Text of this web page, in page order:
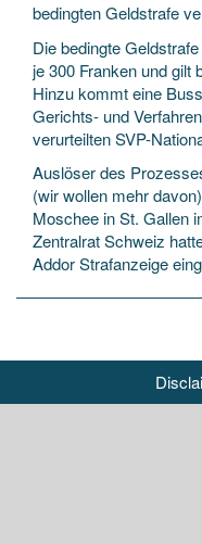
bedingten Geldstrafe
Die bedingte
je 300 Franken und gilt
Hinzu kommt eine
Gerichts- und
verurteilten SVP-
Auslöser des
(wir wollen mehr
Moschee in St. Gallen
Zentralrat Schweiz
Addor Strafanzeige